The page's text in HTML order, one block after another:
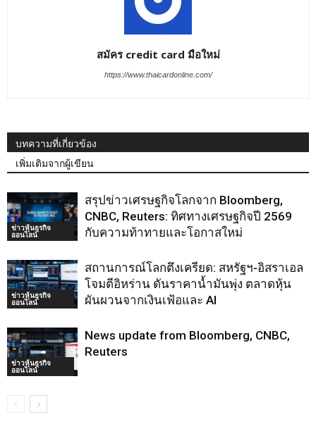
สมัคร credit card มือใหม่
https://www.thaicardonline.com/
บทความที่เกี่ยวข้อง
เพิ่มเติมจากผู้เขียน
ข่าวหุ้นธุรกิจ
ออนไลน์
สรุปข่าวเศรษฐกิจโลกจาก Bloomberg,
CNBC, Reuters: ทิศทางเศรษฐกิจปี 2569
กับความท้าทายและโอกาสใหม่
ข่าวหุ้นธุรกิจ
ออนไลน์
สถานการณ์โลกตึงเครียด: สหรัฐฯ-อิสราเอล
โจมตีอิหร่าน ดันราคาน้ำมันพุ่ง ตลาดหุ้น
ผันผวนจากเงินเฟ้อและ AI
ข่าวหุ้นธุรกิจ
ออนไลน์
News update from Bloomberg, CNBC,
Reuters